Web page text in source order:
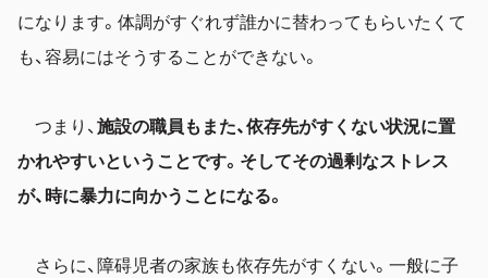
になります。体調がすぐれず誰かに替わってもらいたくて
も、容易にはそうすることができない。
つまり、施設の職員もまた、依存先がすくない状況に置
かれやすいということです。そしてその過剰なストレス
が、時に暴力に向かうことになる。
さらに、障碍児者の家族も依存先がすくない。一般に子